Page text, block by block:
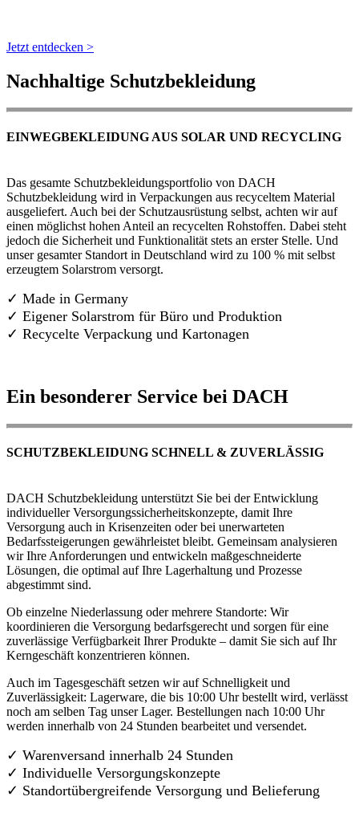
Jetzt entdecken >
Nachhaltige Schutzbekleidung
EINWEGBEKLEIDUNG AUS SOLAR UND RECYCLING
Das gesamte Schutzbekleidungsportfolio von DACH
Schutzbekleidung wird in Verpackungen aus recyceltem Material
ausgeliefert. Auch bei der Schutzausrüstung selbst, achten wir auf
einen möglichst hohen Anteil an recycelten Rohstoffen. Dabei steht
jedoch die Sicherheit und Funktionalität stets an erster Stelle. Und
unser gesamter Standort in Deutschland wird zu 100 % mit selbst
erzeugtem Solarstrom versorgt.
✓ Made in Germany
✓ Eigener Solarstrom für Büro und Produktion
✓ Recycelte Verpackung und Kartonagen
Ein besonderer Service bei DACH
SCHUTZBEKLEIDUNG SCHNELL & ZUVERLÄSSIG
DACH Schutzbekleidung unterstützt Sie bei der Entwicklung
individueller Versorgungssicherheitskonzepte, damit Ihre
Versorgung auch in Krisenzeiten oder bei unerwarteten
Bedarfssteigerungen gewährleistet bleibt. Gemeinsam analysieren
wir Ihre Anforderungen und entwickeln maßgeschneiderte
Lösungen, die optimal auf Ihre Lagerhaltung und Prozesse
abgestimmt sind.
Ob einzelne Niederlassung oder mehrere Standorte: Wir
koordinieren die Versorgung bedarfsgerecht und sorgen für eine
zuverlässige Verfügbarkeit Ihrer Produkte – damit Sie sich auf Ihr
Kerngeschäft konzentrieren können.
Auch im Tagesgeschäft setzen wir auf Schnelligkeit und
Zuverlässigkeit: Lagerware, die bis 10:00 Uhr bestellt wird, verlässt
noch am selben Tag unser Lager. Bestellungen nach 10:00 Uhr
werden innerhalb von 24 Stunden bearbeitet und versendet.
✓ Warenversand innerhalb 24 Stunden
✓ Individuelle Versorgungskonzepte
✓ Standortübergreifende Versorgung und Belieferung